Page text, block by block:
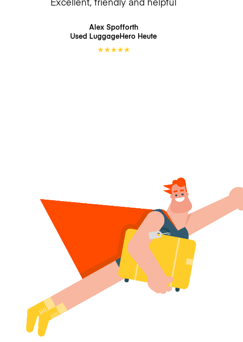
Alex Spofforth
Used LuggageHero Heute
★★★★★